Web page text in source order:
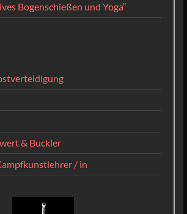
Bogenschießen und Yoga“
& Buckler
/ in